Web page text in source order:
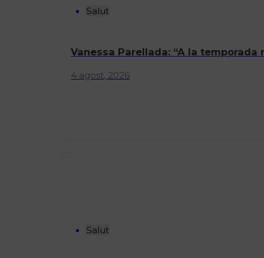
Salut
Vanessa Parellada: “A la temporada
4 agost, 2026
Salut